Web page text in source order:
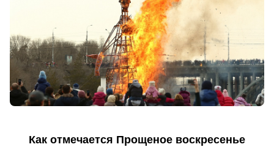
Как отмечается Прощеное воскресенье